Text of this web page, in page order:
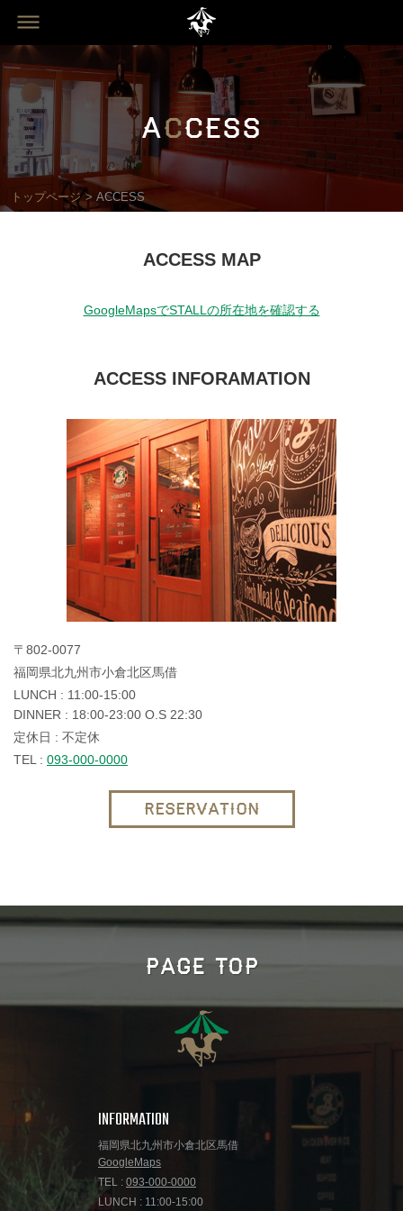
ACCESS
トップページ ACCESS
ACCESS MAP
GoogleMapsでSTALLの所在地を確認する
ACCESS INFORAMATION
〒802-0077
福岡県北九州市小倉北区馬借
LUNCH : 11:00-15:00
DINNER : 18:00-23:00 O.S 22:30
定休日 : 不定休
TEL : 093-000-0000
RESERVATION
PAGE TOP
INFORMATION
福岡県北九州市小倉北区馬借
GoogleMaps
TEL : 093-000-0000
LUNCH : 11:00-15:00